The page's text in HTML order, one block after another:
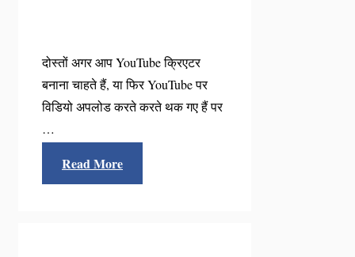
दोस्तों अगर आप YouTube क्रिएटर
बनाना चाहते हैं, या फिर YouTube पर
विडियो अपलोड करते करते थक गए हैं पर
…
Read More